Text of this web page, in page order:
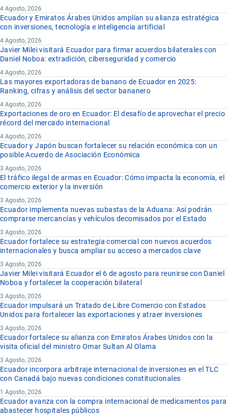
4 Agosto, 2026
Ecuador y Emiratos Árabes Unidos amplían su alianza estratégica
con inversiones, tecnología e inteligencia artificial
4 Agosto, 2026
Javier Milei visitará Ecuador para firmar acuerdos bilaterales con
Daniel Noboa: extradición, ciberseguridad y comercio
4 Agosto, 2026
Las mayores exportadoras de banano de Ecuador en 2025:
Ranking, cifras y análisis del sector bananero
4 Agosto, 2026
Exportaciones de oro en Ecuador: El desafío de aprovechar el precio
récord del mercado internacional
4 Agosto, 2026
Ecuador y Japón buscan fortalecer su relación económica con un
posible Acuerdo de Asociación Económica
3 Agosto, 2026
El tráfico ilegal de armas en Ecuador: Cómo impacta la economía, el
comercio exterior y la inversión
3 Agosto, 2026
Ecuador implementa nuevas subastas de la Aduana: Así podrán
comprarse mercancías y vehículos decomisados por el Estado
3 Agosto, 2026
Ecuador fortalece su estrategia comercial con nuevos acuerdos
internacionales y busca ampliar su acceso a mercados clave
3 Agosto, 2026
Javier Milei visitará Ecuador el 6 de agosto para reunirse con Daniel
Noboa y fortalecer la cooperación bilateral
3 Agosto, 2026
Ecuador impulsará un Tratado de Libre Comercio con Estados
Unidos para fortalecer las exportaciones y atraer inversiones
3 Agosto, 2026
Ecuador fortalece su alianza con Emiratos Árabes Unidos con la
visita oficial del ministro Omar Sultan Al Olama
3 Agosto, 2026
Ecuador incorpora arbitraje internacional de inversiones en el TLC
con Canadá bajo nuevas condiciones constitucionales
1 Agosto, 2026
Ecuador avanza con la compra internacional de medicamentos para
abastecer hospitales públicos